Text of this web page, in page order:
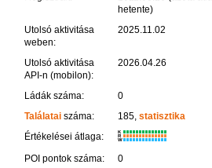
hetente)
Utolsó aktivitása
weben:
2025.11.02
Utolsó aktivitása
API-n (mobilon):
2026.04.26
Ládák száma:
0
Találatai száma: 185, statisztika
Értékelései átlaga:
K
R
W
POI pontok száma:
0